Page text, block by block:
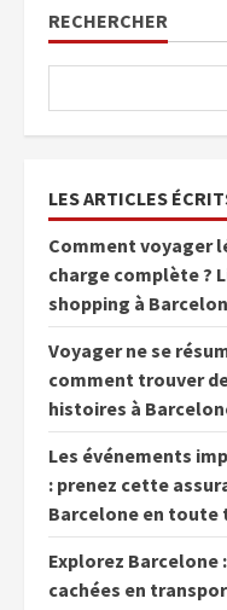
RECHERCHER
LES ARTICLES
Comment voyager
charge complète ?
shopping à
Voyager ne se
comment trouver
histoires à
Les événements
: prenez cette
Barcelone en
Explorez
cachées en